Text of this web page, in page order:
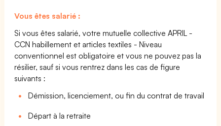
Vous êtes salarié :
Si vous êtes salarié, votre mutuelle collective APRIL -
CCN habillement et articles textiles - Niveau
conventionnel est obligatoire et vous ne pouvez pas la
résilier, sauf si vous rentrez dans les cas de figure
suivants :
Démission, licenciement, ou fin du contrat de travail
Départ à la retraite